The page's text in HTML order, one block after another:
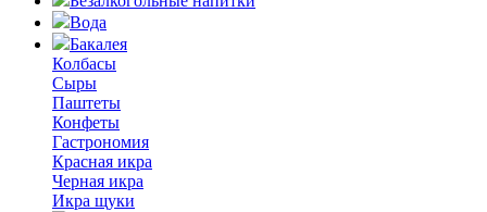
Вода
Бакалея
Колбасы
Сыры
Паштеты
Конфеты
Гастрономия
Красная икра
Черная икра
Икра щуки